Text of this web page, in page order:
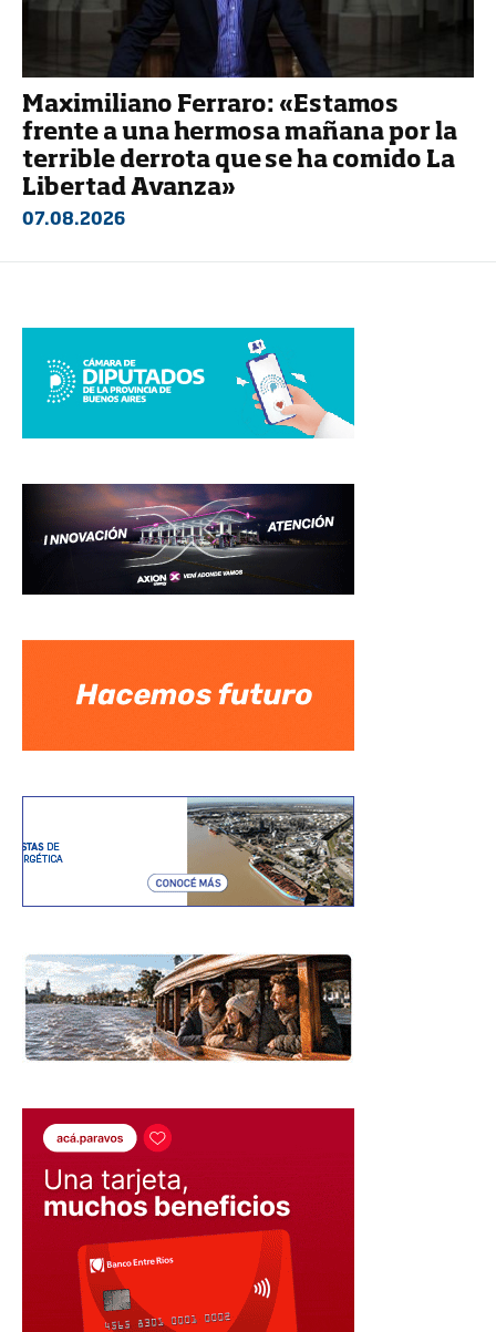
Maximiliano Ferraro: «Estamos
frente a una hermosa mañana por la
terrible derrota que se ha comido La
Libertad Avanza»
07.08.2026